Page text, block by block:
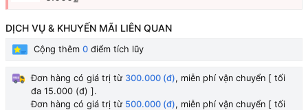
DỊCH VỤ & KHUYẾN MÃI LIÊN QUAN
Cộng thêm 0 điểm tích lũy
Đơn hàng có giá trị từ 300.000 (đ), miễn phí vận chuyển [ tối
đa 15.000 (đ) ].
Đơn hàng có giá trị từ 500.000 (đ), miễn phí vận chuyển [ tối